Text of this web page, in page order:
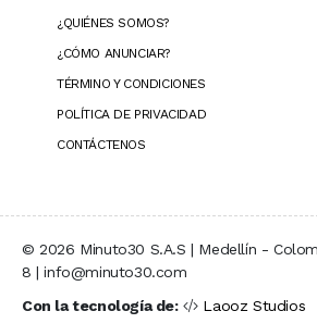
¿QUIÉNES SOMOS?
¿CÓMO ANUNCIAR?
TÉRMINO Y CONDICIONES
POLÍTICA DE PRIVACIDAD
CONTÁCTENOS
© 2026 Minuto30 S.A.S | Medellín -
8 | info@minuto30.com
Con la tecnología de:
Laooz Studios